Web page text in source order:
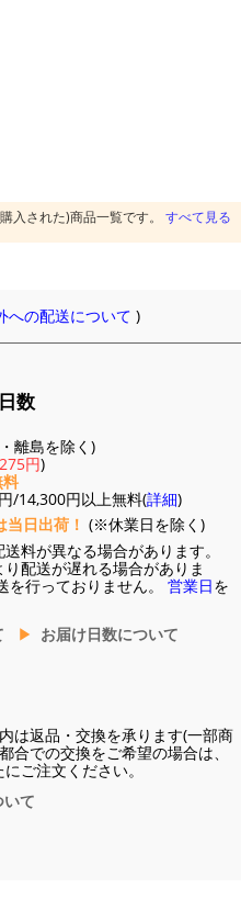
入された)商品一覧です。 すべて見る
への配送について )
数
離島を除く)
円)
/14,300円以上無料(詳細)
日出荷！ (※休業日を除く)
料が異なる場合があります。
配送が遅れる場合がありま
を行っておりません。 営業日を
お届け日数について
は返品・交換を承ります(一部商
合での交換をご希望の場合は、
ご注文ください。
て